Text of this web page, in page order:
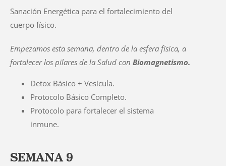
Sanación Energética para el fortalecimiento del
cuerpo físico.
Empezamos esta semana, dentro de la esfera física, a
fortalecer los pilares de la Salud con Biomagnetismo.
Detox Básico + Vesícula.
Protocolo Básico Completo.
Protocolo para fortalecer el sistema
inmune.
SEMANA 9